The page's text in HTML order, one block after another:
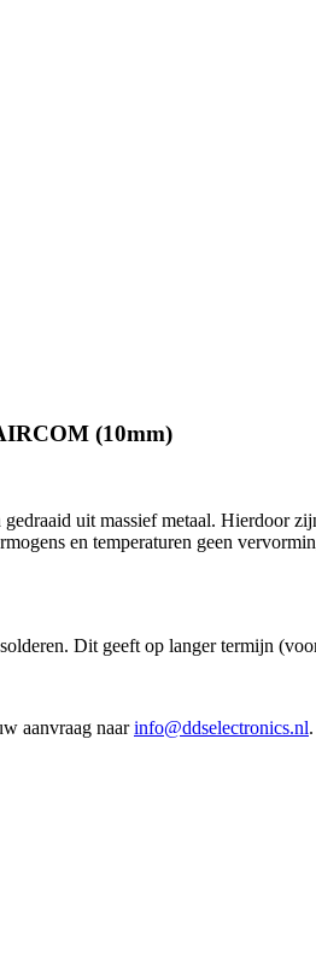
(10mm)
uit massief metaal. Hierdoor
en temperaturen geen
Dit geeft op langer termijn
aanvraag naarinfo@ddselectronics.nl.